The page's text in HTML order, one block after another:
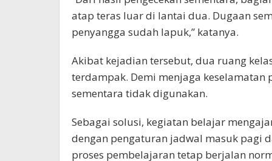
atap teras luar di lantai dua. Dugaan
penyangga sudah lapuk,” katanya.
Akibat kejadian tersebut, dua ruang
terdampak. Demi menjaga
sementara tidak digunakan.
Sebagai solusi, kegiatan belajar
dengan pengaturan jadwal masuk pagi
proses pembelajaran tetap berjalan